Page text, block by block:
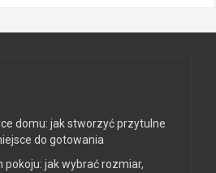
domu: jak stworzyć przytulne
do gotowania
pokoju: jak wybrać rozmiar,